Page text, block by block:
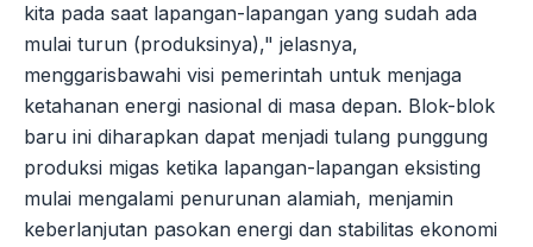
kita pada saat lapangan-lapangan yang sudah ada
mulai turun (produksinya)," jelasnya,
menggarisbawahi visi pemerintah untuk menjaga
ketahanan energi nasional di masa depan. Blok-blok
baru ini diharapkan dapat menjadi tulang punggung
produksi migas ketika lapangan-lapangan eksisting
mulai mengalami penurunan alamiah, menjamin
keberlanjutan pasokan energi dan stabilitas ekonomi